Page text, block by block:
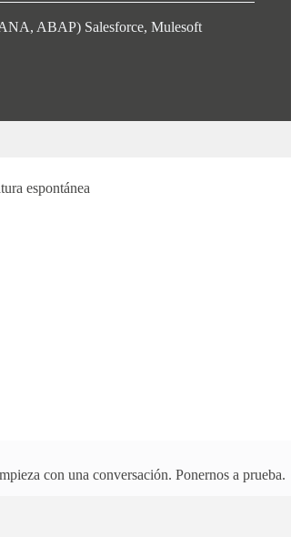
ABAP) Salesforce, Mulesoft
espontánea
con una conversación. Ponernos a prueba.